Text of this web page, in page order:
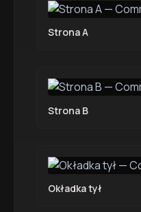
Strona A
Strona B
Okładka tył